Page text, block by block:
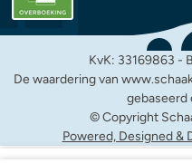
KvK: 33169863 -
De waardering van
gebaseerd
© Copyright
Powered, Designed &